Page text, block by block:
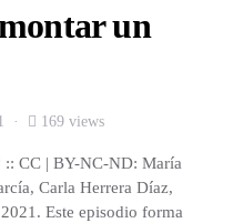
un
169 views
CC | BY-NC-ND: María
Carla Herrera Díaz,
Este episodio forma